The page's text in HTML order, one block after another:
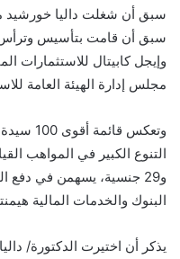
سبق أن شغلت داليا خورشيد
سبق أن قامت بتأسيس وترأس
وإيجل كابيتال
مجلس إدارة الهيئة العامة
وتعكس
و29 جنسية، يسهمن في دفع
البنوك والخدمات المالية هيمنته
يذكر أن اختيرت الدكتورة/